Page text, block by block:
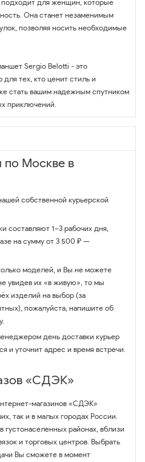
подходит для женщин, которые
Она станет незаменимым
позволяя носить необходимые
Sergio Belotti - это
тех, кто ценит стиль и
стать вашим надежным спутником
приключений.
по Москве в
собственной курьерской
составляют 1–3 рабочих дня,
на сумму от 3 500 ₽ —
моделей, и Вы не можете
увидев их «в живую», то мы
изделий на выбор (за
пожалуйста, напишите об
день доставки курьер
и уточнит адрес и время встречи.
«СДЭК»
магазинов «СДЭК»
так и в малых городах России.
густонаселенных районах, вблизи
и торговых центров. Выбрать
Вы сможете в момент